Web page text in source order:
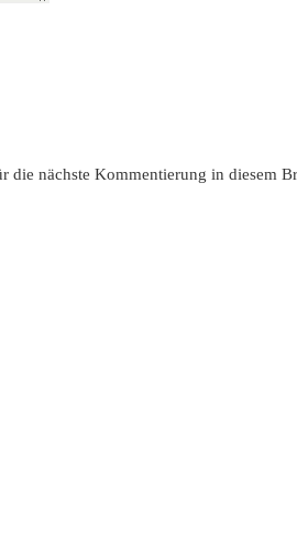
die nächste Kommentierung in diesem